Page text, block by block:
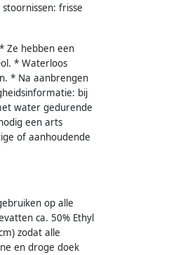
frisse
Ze hebben een
* Waterloos
* Na aanbrengen
bij
water gedurende
een arts
of aanhoudende
op alle
ca. 50% Ethyl
zodat alle
en droge doek